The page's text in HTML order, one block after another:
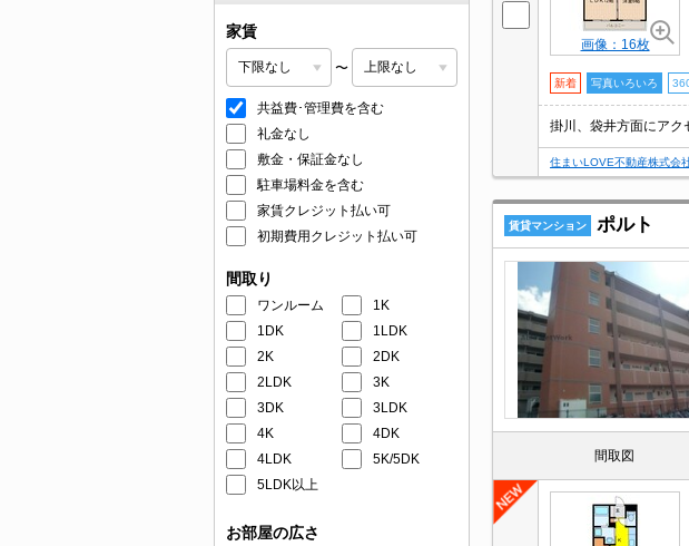
家賃
〜
共益費･管理費を含む
礼金なし
敷金・保証金なし
駐車場料金を含む
家賃クレジット払い可
初期費用クレジット払い可
間取り
ワンルーム
1K
1DK
1LDK
2K
2DK
2LDK
3K
3DK
3LDK
4K
4DK
4LDK
5K/5DK
5LDK以上
お部屋の広さ
画像：16枚
新着 写真いろいろ
住まいLOVE不動産株式会
賃貸マンション ポルト
間取図